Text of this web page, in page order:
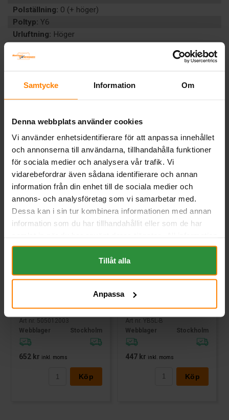
Samtycke Information Om
Denna webbplats använder cookies
Vi använder enhetsidentifierare för att anpassa innehållet
och annonserna till användarna, tillhandahålla funktioner
för sociala medier och analysera vår trafik. Vi
vidarebefordrar även sådana identifierare och annan
information från din enhet till de sociala medier och
annons- och analysföretag som vi samarbetar med.
Dessa kan i sin tur kombinera informationen med annan
information som du har tillhandahållit eller som de har
om "Cookies" och ditt val finner du på vår Cookie sida
längst ner i "footern" på sidan.
Tillåt alla
Anpassa
Polställning: 0 (+ höger)
Poltyp: Y6
Urluftning: Höger
Artikelgrupp:
Underhållsfritt:
BESKRIVNING
DOKUMENT
Liknande produkter och/eller tillbehör:
5Ah
EN:30 | PS:0 | Kg:1,3
Art nr. 505012003
Webblager
Stockholm
652 kr inkl. moms
Köp
5,3 Ah
EN:60 | PS:+ höger | Kg:2
Art nr. YB5L-B
Webblager
Stockholm
447 kr inkl. moms
Köp